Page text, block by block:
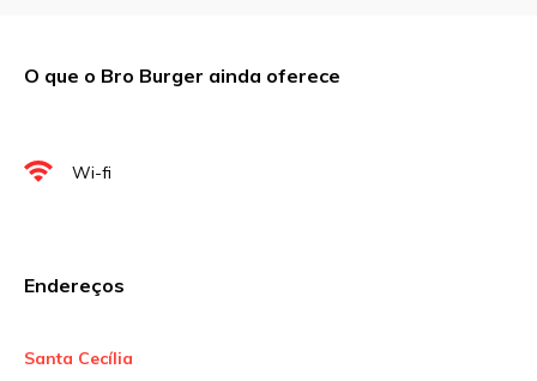
Nome
O que o Bro Burger ainda oferece
Wi-fi
Endereços
Santa Cecília